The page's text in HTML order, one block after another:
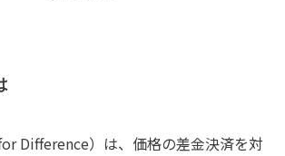
Difference）は、価格の差金決済を対